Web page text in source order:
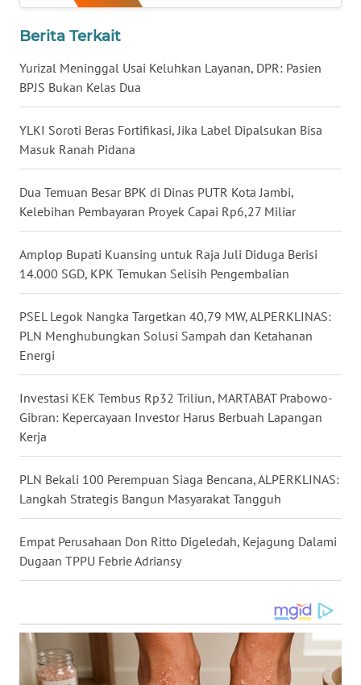
Berita Terkait
Yurizal Meninggal Usai Keluhkan Layanan, DPR: Pasien
BPJS Bukan Kelas Dua
YLKI Soroti Beras Fortifikasi, Jika Label Dipalsukan Bisa
Masuk Ranah Pidana
Dua Temuan Besar BPK di Dinas PUTR Kota Jambi,
Kelebihan Pembayaran Proyek Capai Rp6,27 Miliar
Amplop Bupati Kuansing untuk Raja Juli Diduga Berisi
14.000 SGD, KPK Temukan Selisih Pengembalian
PSEL Legok Nangka Targetkan 40,79 MW, ALPERKLINAS:
PLN Menghubungkan Solusi Sampah dan Ketahanan
Energi
Investasi KEK Tembus Rp32 Triliun, MARTABAT Prabowo-
Gibran: Kepercayaan Investor Harus Berbuah Lapangan
Kerja
PLN Bekali 100 Perempuan Siaga Bencana, ALPERKLINAS:
Langkah Strategis Bangun Masyarakat Tangguh
Empat Perusahaan Don Ritto Digeledah, Kejagung Dalami
Dugaan TPPU Febrie Adriansy
WN
WN
KALSEL
WN
KALTIM
WN
SULSEL
WN
GORONTALO
WN
SULUT
WN
MALUKU
WN
WN
DANAU
TOBA